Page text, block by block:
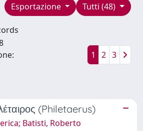
Tutti (48)
Esportazione
1 2 3
(Philetaerus)
Batisti, Roberto